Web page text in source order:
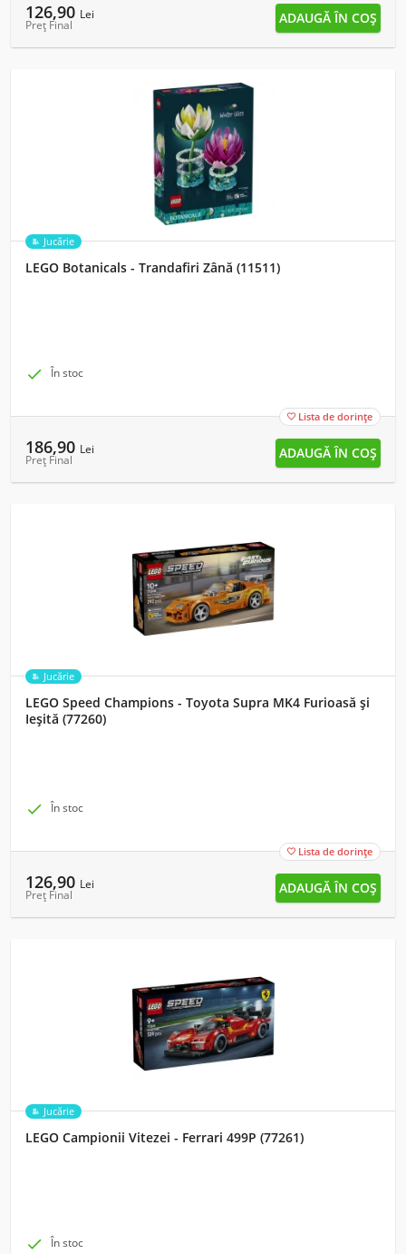
126,90 Lei
Preț Final
Jucărie
LEGO Botanicals - Trandafiri Zână (11511)
 În stoc
 Lista de dorințe
186,90 Lei
Preț Final
Jucărie
LEGO Speed Champions - Toyota Supra MK4 Furioasă și
Ieșită (77260)
 În stoc
 Lista de dorințe
126,90 Lei
Preț Final
Jucărie
LEGO Campionii Vitezei - Ferrari 499P (77261)
 În stoc